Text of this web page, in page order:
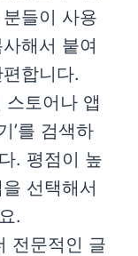
들이 사용
해서 붙여
합니다.
스토어나 앱
’를 검색하
. 평점이 높
선택해서
.
전문적인 글